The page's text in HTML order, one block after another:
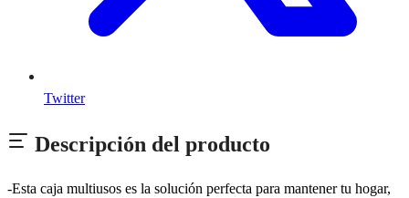
Twitter
Descripción del producto
-Esta caja multiusos es la solución perfecta para mantener tu hogar,